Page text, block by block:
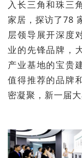
入长三角和珠三
家居，探访了78
层领导展开深度
业的先锋品牌，
产业基地的宝贵
值得推荐的品牌
密凝聚，新一届